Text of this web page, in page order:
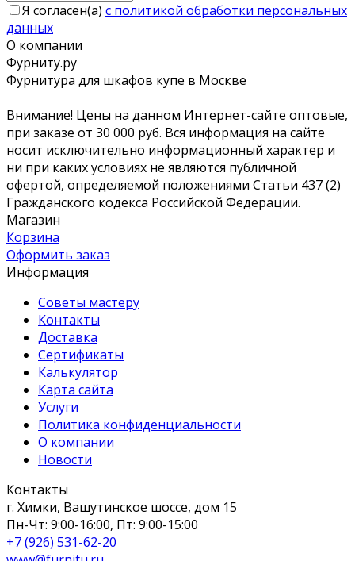
Я согласен(a) с политикой обработки персональных
данных
О компании
Фурниту.ру
Фурнитура для шкафов купе в Москве
Внимание! Цены на данном Интернет-сайте оптовые,
при заказе от 30 000 руб. Вся информация на сайте
носит исключительно информационный характер и
ни при каких условиях не являются публичной
офертой, определяемой положениями Статьи 437 (2)
Гражданского кодекса Российской Федерации.
Магазин
Корзина
Оформить заказ
Информация
Советы мастеру
Контакты
Доставка
Сертификаты
Калькулятор
Карта сайта
Услуги
Политика конфиденциальности
О компании
Новости
Контакты
г. Химки, Вашутинское шоссе, дом 15
Пн-Чт: 9:00-16:00, Пт: 9:00-15:00
+7 (926) 531-62-20